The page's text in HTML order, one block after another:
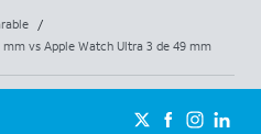
/
vs Apple Watch Ultra 3 de 49 mm